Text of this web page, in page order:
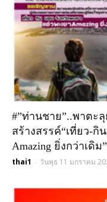
#”ท่านชาย”..พาตะ
สร้างสรรค์“เที่ยว-กิ
Amazing ยิ่งกว่าเดิ
thai1 - วันพุธ 11 มกราคม